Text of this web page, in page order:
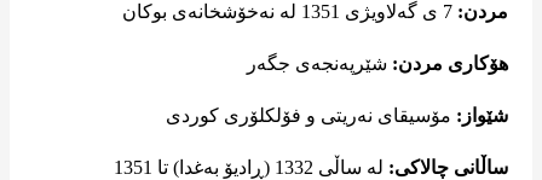
مردن:
هۆکاری مردن: شێرپەنجەی جگەر
شێواز: مۆسیقای نەریتی و فۆلکلۆری کوردی
ساڵانی چالاکی: لە ساڵی 1332 (ڕادیۆ بەغدا) تا 1351